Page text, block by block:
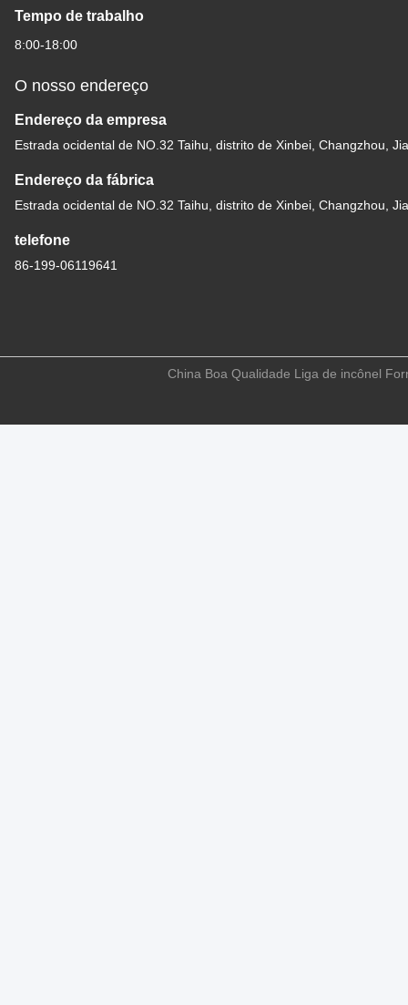
Tempo de trabalho
8:00-18:00
O nosso endereço
Endereço da empresa
Estrada ocidental de NO.32 Taihu, distrito de Xinbei, Changzhou,
Endereço da fábrica
Estrada ocidental de NO.32 Taihu, distrito de Xinbei, Changzhou,
telefone
86-199-06119641
China Boa Qualidade Liga de incônel